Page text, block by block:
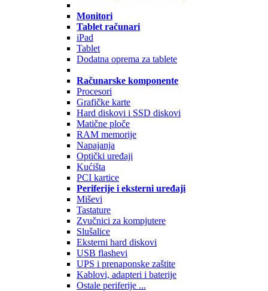
Monitori
Tablet računari
iPad
Tablet
Dodatna oprema za tablete
Računarske komponente
Procesori
Grafičke karte
Hard diskovi i SSD diskovi
Matične ploče
RAM memorije
Napajanja
Optički uređaji
Kućišta
PCI kartice
Periferije i eksterni uređaji
Miševi
Tastature
Zvučnici za kompjutere
Slušalice
Eksterni hard diskovi
USB flashevi
UPS i prenaponske zaštite
Kablovi, adapteri i baterije
Ostale periferije ...